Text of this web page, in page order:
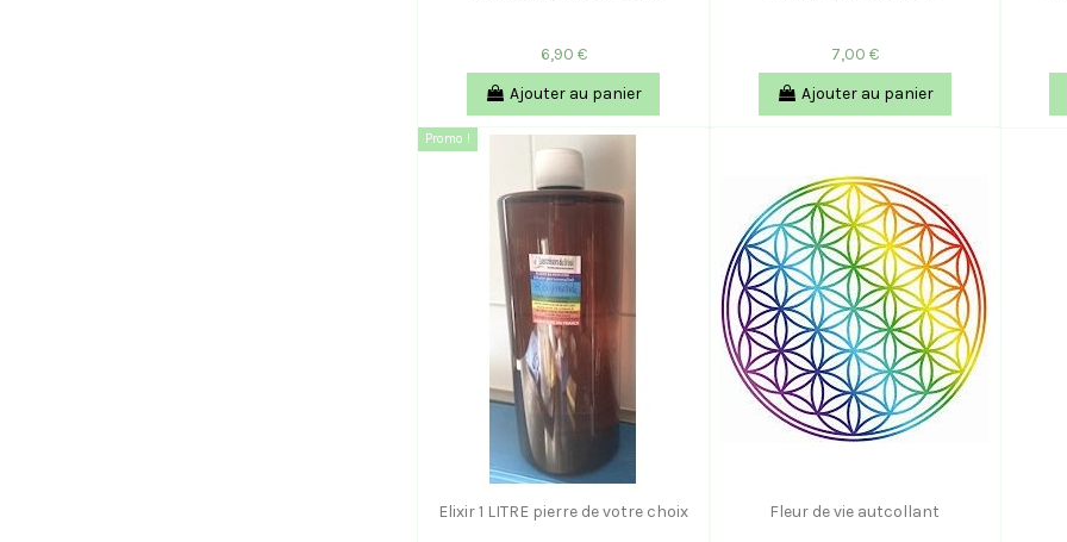
6,90 €
Ajouter au panier
7,00 €
Ajouter au panier
Promo !
Elixir 1 LITRE pierre de votre choix Fleur de vie autcollant